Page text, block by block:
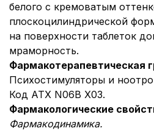
белого с кремоватым
плоскоцилиндрической
на поверхности таблеток
мраморность.
Фармакотерапевтическая
Психостимуляторы и
Код АТХ N06B Х03.
Фармакологические
Фармакодинамика.